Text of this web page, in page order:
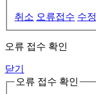
취소 오류접수 수정
오류 접수 확인
닫기
오류 접수 확인